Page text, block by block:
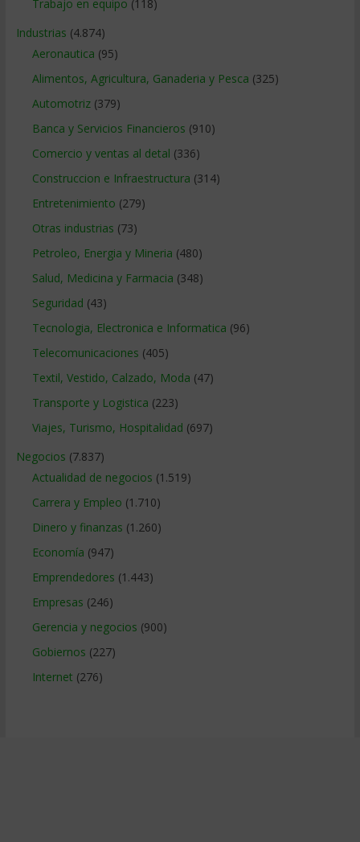
Trabajo en equipo (118)
Industrias (4.874)
Aeronautica (95)
Alimentos, Agricultura, Ganaderia y Pesca (325)
Automotriz(379)
Banca y Servicios Financieros (910)
Comercio y ventas al detal (336)
Construccion e Infraestructura (314)
Entretenimiento (279)
Otras industrias (73)
Petroleo, Energia y Mineria (480)
Salud, Medicina y Farmacia (348)
Seguridad (43)
Tecnologia, Electronica e Informatica (96)
Telecomunicaciones (405)
Textil, Vestido, Calzado, Moda (47)
Transporte y Logistica (223)
Viajes, Turismo, Hospitalidad (697)
Negocios (7.837)
Actualidad de negocios (1.519)
Carrera y Empleo (1.710)
Dinero y finanzas (1.260)
Economía (947)
Emprendedores (1.443)
Empresas (246)
Gerencia y negocios (900)
Gobiernos (227)
Internet (276)